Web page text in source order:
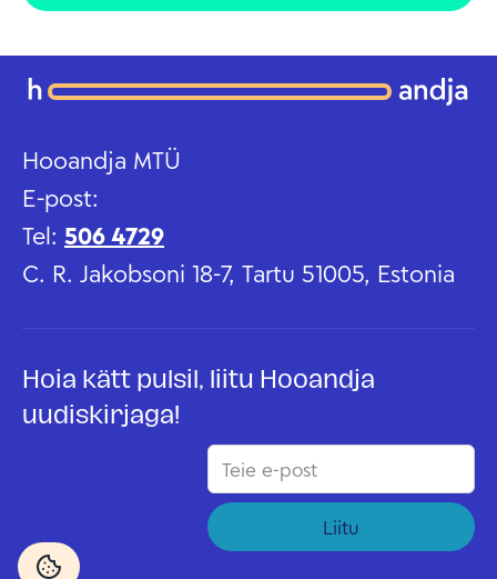
Hooandja MTÜ
E-post:
Tel: 506 4729
C. R. Jakobsoni 18-7, Tartu 51005, Estonia
Hoia kätt pulsil, liitu Hooandja
uudiskirjaga!
Liitu